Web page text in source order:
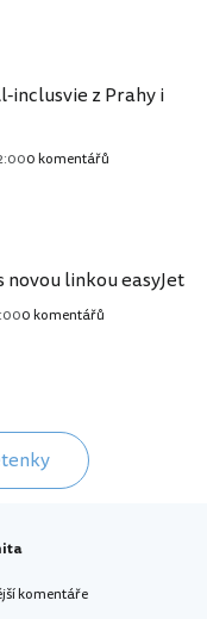
inclusvie z Prahy i
0 komentářů
novou linkou easyJet
0 komentářů
komentáře